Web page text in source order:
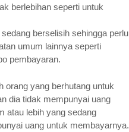
berlebihan seperti untuk
berselisih sehingga perlu
umum lainnya seperti
pembayaran.
orang yang berhutang untuk
dia tidak mempunyai uang
atau lebih yang sedang
uang untuk membayarnya.